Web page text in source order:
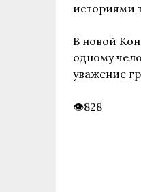
историями
В новой
одному
уважение
828